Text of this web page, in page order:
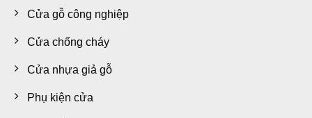
Cửa gỗ công nghiệp
Cửa chống cháy
Cửa nhựa giả gỗ
Phụ kiện cửa